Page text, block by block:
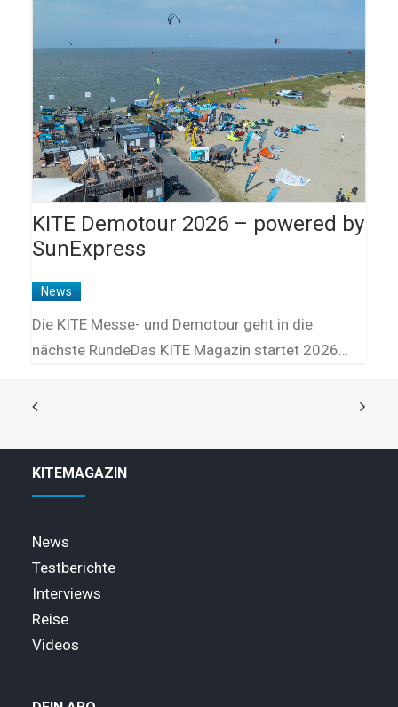
KITE Demotour 2026 – powered by
SunExpress
News
Die KITE Messe- und Demotour geht in die
nächste RundeDas KITE Magazin startet 2026…
KITEMAGAZIN
News
Testberichte
Interviews
Reise
Videos